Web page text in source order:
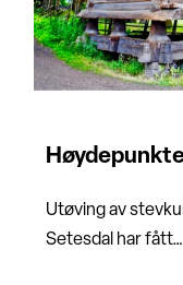
Utøving av
Setesdal har fått…